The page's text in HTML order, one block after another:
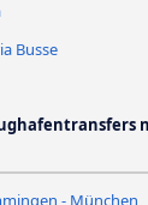
Busse
- München